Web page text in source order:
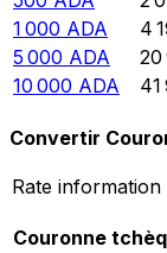
1 000 ADA 4
5 000 ADA 20
10 000 ADA 41
Convertir
Rate
Couronne